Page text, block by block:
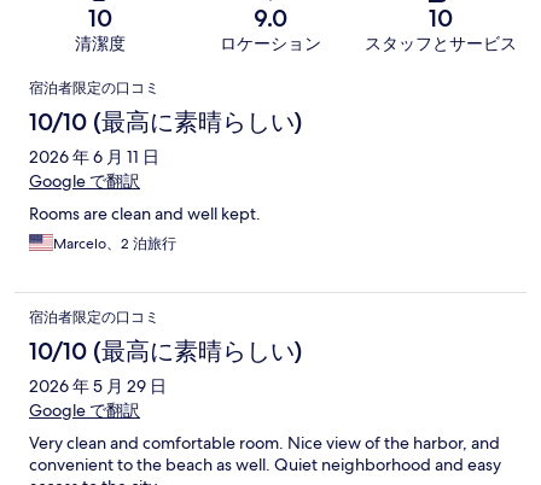
10
清潔度
9.0
ロケーション
10
スタッフとサービス
口
コ
ミ
宿泊者限定の口コミ
10/10 (最高に素晴らしい)
2026 年 6 月 11 日
Google で翻訳
Rooms are clean and well kept.
Marcelo、2 泊旅行
宿泊者限定の口コミ
10/10 (最高に素晴らしい)
2026 年 5 月 29 日
Google で翻訳
Very clean and comfortable room. Nice view of the harbor, and
convenient to the beach as well. Quiet neighborhood and easy